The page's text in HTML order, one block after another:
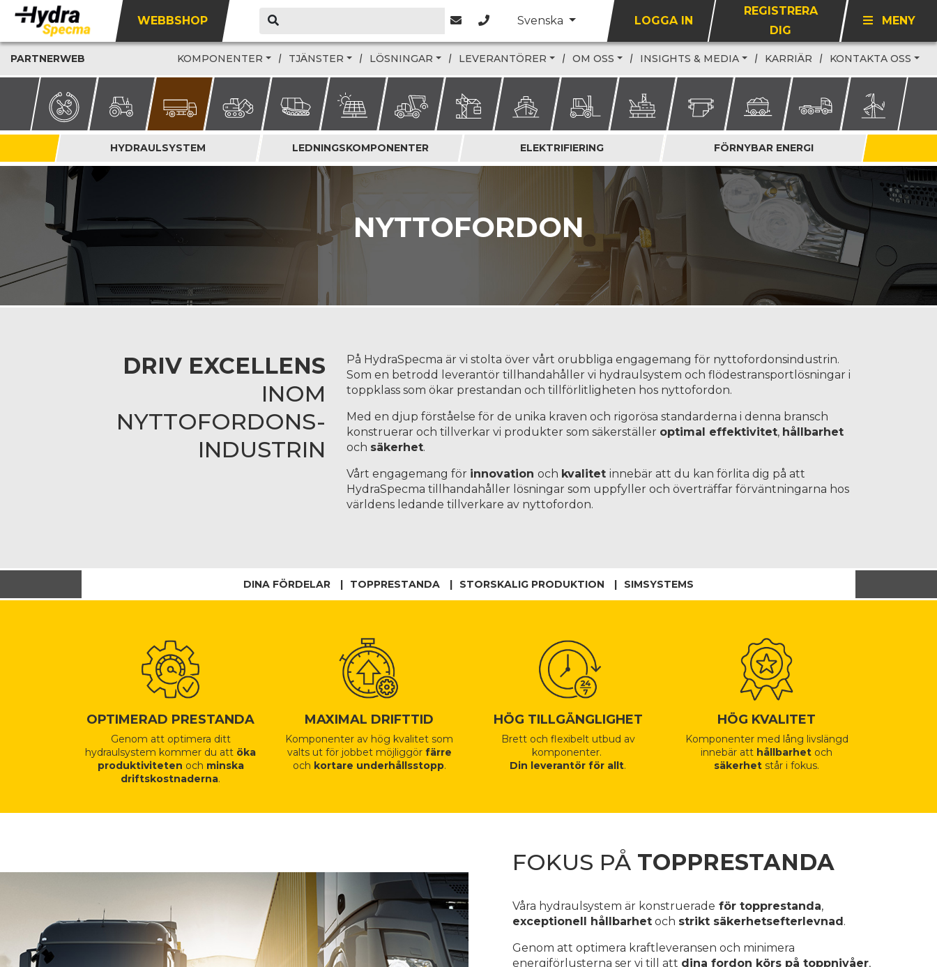
WEBBSHOP Svenska LOGGA IN
REGISTRERA
DIG
MENY
PARTNERWEB KOMPONENTER TJÄNSTER LÖSNINGAR LEVERANTÖRER OM OSS INSIGHTS & MEDIA KARRIÄR KONTAKTA OSS
HYDRAULSYSTEM LEDNINGSKOMPONENTER ELEKTRIFIERING FÖRNYBAR ENERGI
NYTTOFORDON
DRIV EXCELLENS
INOM
NYTTOFORDONS-
INDUSTRIN
På HydraSpecma är vi stolta över vårt orubbliga engagemang för nyttofordonsindustrin.
Som en betrodd leverantör tillhandahåller vi hydraulsystem och flödestransportlösningar i
toppklass som ökar prestandan och tillförlitligheten hos nyttofordon.
Med en djup förståelse för de unika kraven och rigorösa standarderna i denna bransch
konstruerar och tillverkar vi produkter som säkerställer optimal effektivitet, hållbarhet
och säkerhet.
Vårt engagemang för innovation och kvalitet innebär att du kan förlita dig på att
HydraSpecma tillhandahåller lösningar som uppfyller och överträffar förväntningarna hos
världens ledande tillverkare av nyttofordon.
DINA FÖRDELAR TOPPRESTANDA STORSKALIG PRODUKTION SIMSYSTEMS
OPTIMERAD PRESTANDA
Genom att optimera ditt
hydraulsystem kommer du att öka
produktiviteten och minska
driftskostnaderna.
MAXIMAL DRIFTTID
Komponenter av hög kvalitet som
valts ut för jobbet möjliggör färre
och kortare underhållsstopp.
HÖG TILLGÄNGLIGHET
Brett och flexibelt utbud av
komponenter.
Din leverantör för allt.
HÖG KVALITET
Komponenter med lång livslängd
innebär att hållbarhet och
säkerhet står i fokus.
FOKUS PÅ TOPPRESTANDA
Våra hydraulsystem är konstruerade för topprestanda,
exceptionell hållbarhet och strikt säkerhetsefterlevnad.
Genom att optimera kraftleveransen och minimera
energiförlusterna ser vi till att dina fordon körs på toppnivåer,